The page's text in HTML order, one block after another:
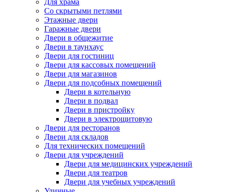
Для храма
Со скрытыми петлями
Этажные двери
Гаражные двери
Двери в общежитие
Двери в таунхаус
Двери для гостиниц
Двери для кассовых помещений
Двери для магазинов
Двери для подсобных помещений
Двери в котельную
Двери в подвал
Двери в пристройку
Двери в электрощитовую
Двери для ресторанов
Двери для складов
Для технических помещений
Двери для учреждений
Двери для медицинских учреждений
Двери для театров
Двери для учебных учреждений